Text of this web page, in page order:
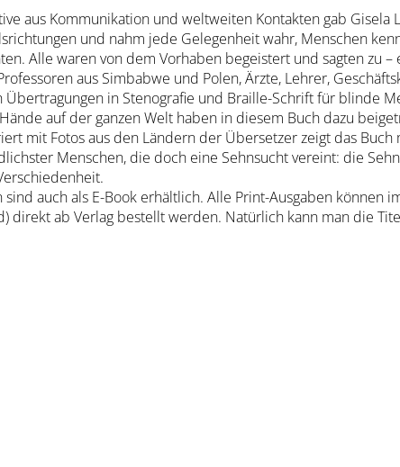
aus Kommunikation und weltweiten Kontakten gab Gisela
und nahm jede Gelegenheit wahr, Menschen
Alle waren von dem Vorhaben begeistert und sagten zu
aus Simbabwe und Polen, Ärzte, Lehrer,
in Stenografie und Braille-Schrift für blinde
auf der ganzen Welt haben in diesem Buch dazu
mit Fotos aus den Ländern der Übersetzer zeigt das
Menschen, die doch eine Sehnsucht vereint: die
sind auch als E-Book erhältlich. Alle Print-Ausgaben können
direkt ab Verlag bestellt werden. Natürlich kann man die